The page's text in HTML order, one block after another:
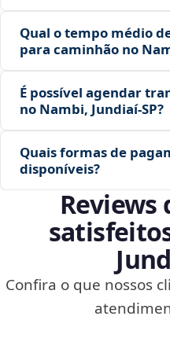
Qual o tempo médio
para caminhão no
É possível agendar
no Nambi, Jundiaí‑SP?
Quais formas de
disponíveis?
Reviews
Confira o que nossos